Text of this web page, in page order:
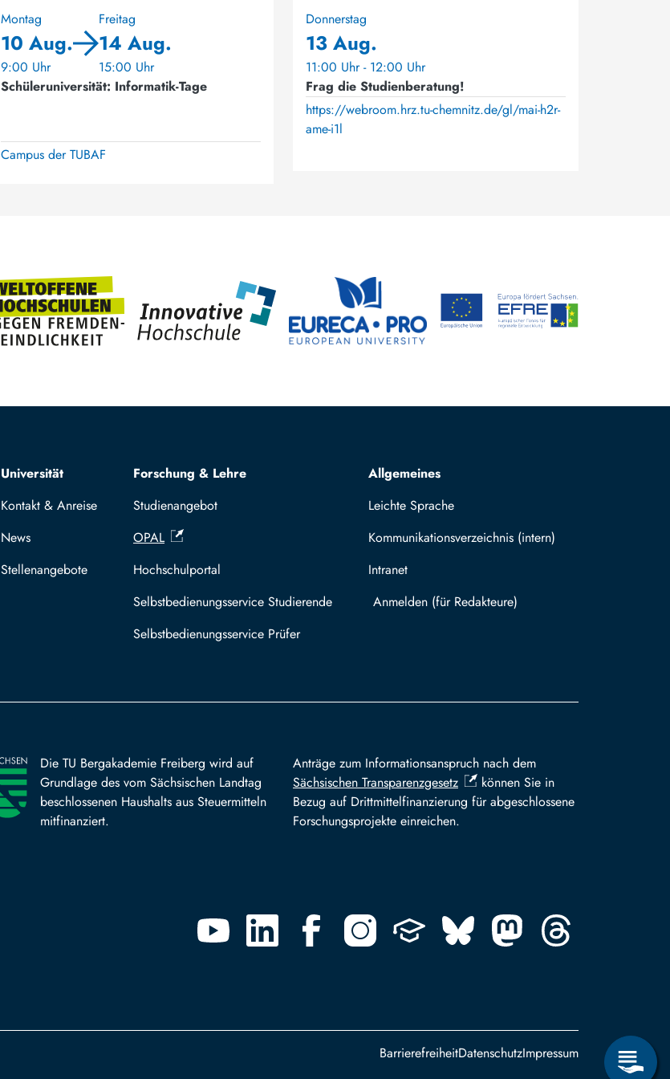
Montag
10 Aug.
9:00 Uhr
Freitag
14 Aug.
15:00 Uhr
Schüleruniversität: Informatik-Tage
Campus der TUBAF
Donnerstag
13 Aug.
11:00 Uhr - 12:00 Uhr
Frag die Studienberatung!
https://webroom.hrz.tu-chemnitz.de/gl/mai-h2r-
ame-i1l
Top navigation
Universität
Kontakt & Anreise
News
Stellenangebote
Forschung & Lehre
Studienangebot
OPAL
Hochschulportal
Selbstbedienungsservice Studierende
Selbstbedienungsservice Prüfer
Allgemeines
Leichte Sprache
Kommunikationsverzeichnis (intern)
Intranet
Mit TUBAF Login anmelden
Die TU Bergakademie Freiberg wird auf
Grundlage des vom Sächsischen Landtag
beschlossenen Haushalts aus Steuermitteln
mitfinanziert.
Anträge zum Informationsanspruch nach dem
Sächsischen Transparenzgesetz
können Sie in
Bezug auf Drittmittelfinanzierung für abgeschlossene
Forschungsprojekte einreichen.
Footer
BarrierefreiheitDatenschutzImpressum